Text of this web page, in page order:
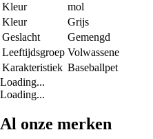
Kleur
mol
Kleur
Grijs
Geslacht
Gemengd
Leeftijdsgroep Volwassene
Karakteristiek Baseballpet
Loading...
Loading...
Al onze merken